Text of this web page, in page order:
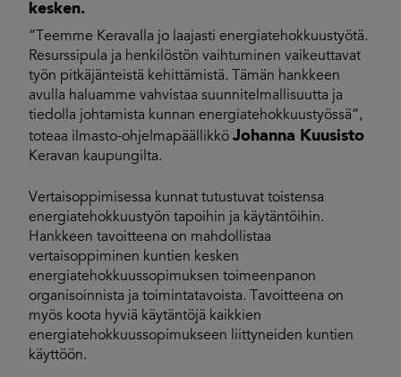
kesken.
”Teemme Keravalla jo laajasti energiatehokkuustyötä.
Resurssipula ja henkilöstön vaihtuminen vaikeuttavat
työn pitkäjänteistä kehittämistä. Tämän hankkeen
avulla haluamme vahvistaa suunnitelmallisuutta ja
tiedolla johtamista kunnan energiatehokkuustyössä”,
toteaa ilmasto-ohjelmapäällikkö Johanna Kuusisto
Keravan kaupungilta.
Vertaisoppimisessa kunnat tutustuvat toistensa
energiatehokkuustyön tapoihin ja käytäntöihin.
Hankkeen tavoitteena on mahdollistaa
vertaisoppiminen kuntien kesken
energiatehokkuussopimuksen toimeenpanon
organisoinnista ja toimintatavoista. Tavoitteena on
myös koota hyviä käytäntöjä kaikkien
energiatehokkuussopimukseen liittyneiden kuntien
käyttöön.